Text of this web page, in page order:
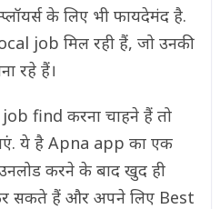
के लिए भी फायदेमंद है.
job मिल रही हैं, जो उनकी
रहे हैं।
find करना चाहने हैं तो
ये है Apna app का एक
करने के बाद खुद ही
सकते हैं और अपने लिए Best